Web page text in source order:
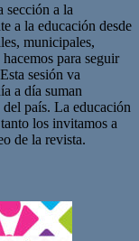
sección a la
a la educación desde
municipales,
para seguir
sesión va
a día suman
país. La educación
los invitamos a
de la revista.